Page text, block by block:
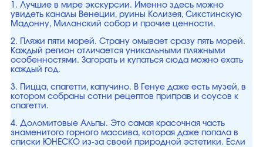
1. Лучшие в мире экскурсии. Именно здесь можно
увидеть каналы Венеции, руины Колизея, Сикстинскую
Мадонну, Миланский собор и прочие ценности.
2. Пляжи пяти морей. Страну омывает сразу пять морей.
Каждый регион отличается уникальными пляжными
особенностями. Загорать и купаться сюда можно ехать
каждый год.
3. Пицца, спагетти, капучино. В Генуе даже есть музей, в
котором собраны сотни рецептов приправ и соусов к
спагетти.
4. Доломитовые Альпы. Это самая красочная часть
знаменитого горного массива, которая даже попала в
списки ЮНЕСКО из-за своей природной эстетики. Если